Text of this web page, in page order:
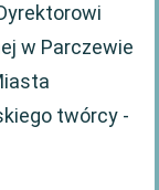
w Parczewie
twórcy -